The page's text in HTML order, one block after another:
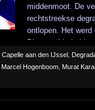
middenmoot. De
rechtstreekse
ontlopen. Het
Bloemerd in
Capelle aan den IJssel
Marcel Hogenboom Murat